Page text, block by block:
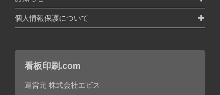
個人情報保護について
看板印刷.com
運営元 株式会社エビス